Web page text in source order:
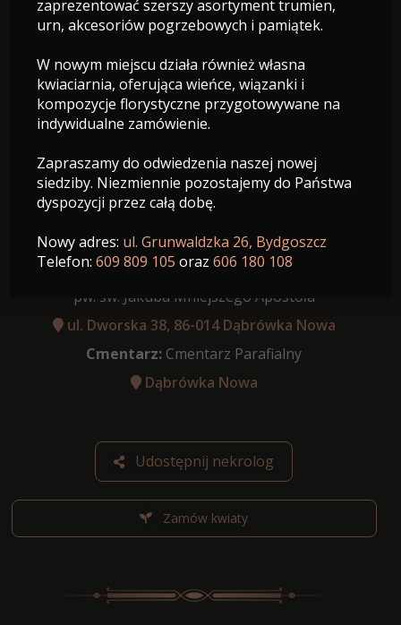
Śp. Edward Raczkowski
02.05.1958 - 28.09.2023
Wiek: 65 lat
Data pogrzebu:04.10.2023
Różaniec:10:30
Msza Święta:o godz. 11:00 Kościół Rzymskokatolicki
pw. św. Jakuba Mniejszego Apostoła
ul. Dworska 38, 86-014 Dąbrówka Nowa
Cmentarz: Cmentarz Parafialny
Dąbrówka Nowa
Udostępnij nekrolog
Zamów kwiaty
zaprezentować szerszy asortyment trumien,
urn, akcesoriów pogrzebowych i pamiątek.
W nowym miejscu działa również własna
kwiaciarnia, oferująca wieńce, wiązanki i
kompozycje florystyczne przygotowywane na
indywidualne zamówienie.
Zapraszamy do odwiedzenia naszej nowej
siedziby. Niezmiennie pozostajemy do Państwa
dyspozycji przez całą dobę.
Nowy adres: ul. Grunwaldzka 26, Bydgoszcz
Telefon:609 809 105 oraz606 180 108